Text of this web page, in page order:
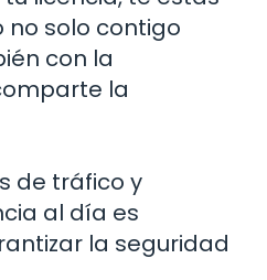
solo contigo
con la
la
de tráfico y
al día es
la seguridad